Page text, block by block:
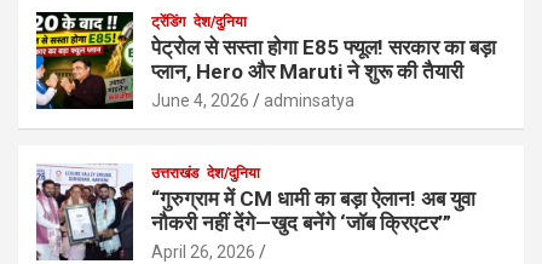
ट्रेंडिंग देश/दुनिया
पेट्रोल से सस्ता होगा E85 फ्यूल! सरकार का बड़ा
प्लान, Hero और Maruti ने शुरू की तैयारी
June 4, 2026 adminsatya
उत्तराखंड देश/दुनिया
“गुरुग्राम में CM धामी का बड़ा ऐलान! अब युवा
नौकरी नहीं देंगे—खुद बनेंगे ‘जॉब क्रिएटर’”
April 26, 2026